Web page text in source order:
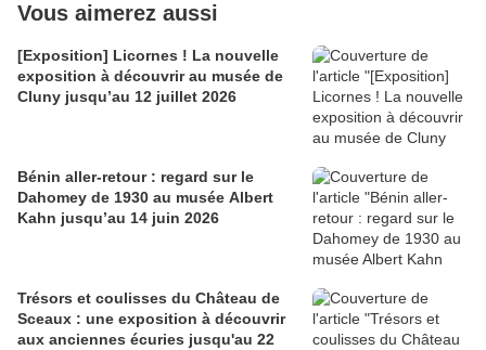
Vous aimerez aussi
[Exposition] Licornes ! La nouvelle
exposition à découvrir au musée de
Cluny jusqu’au 12 juillet 2026
Bénin aller-retour : regard sur le
Dahomey de 1930 au musée Albert
Kahn jusqu’au 14 juin 2026
Trésors et coulisses du Château de
Sceaux : une exposition à découvrir
aux anciennes écuries jusqu'au 22